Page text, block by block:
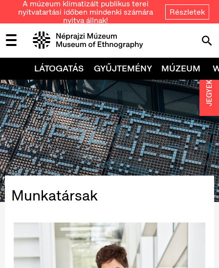
A múzeum klimatizált publikus terei
nyitvatartási időben mindenki számára
nyitva állnak!
Részletek
LÁTOGATÁS GYŰJTEMÉNY MÚZEUM
Munkatársak
JEGYEK